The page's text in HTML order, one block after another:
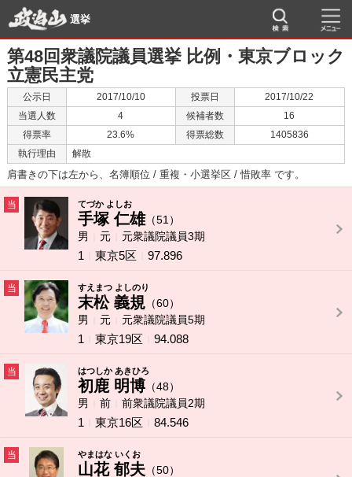
選挙
第48回衆議院議員選挙 比例・東京ブロック
立憲民主党
公示日 2017/10/10 投票日
2017/10/22
当選人数
4 候補者数
16
得票率
23.6% 得票総数
1405836
執行理由
解散
肩書きの下は左から、名簿順位 / 重複・小選挙区 / 惜敗率 です。
当 てづか よしお
手塚 仁雄（51）
男
元
元衆議院議員3期
1
東京5区 97.896
当 すえまつ よしのり
末松 義規 （60）
男
元
元衆議院議員5期
1
東京19区 94.088
当 はつしか あきひろ
初鹿 明博 （48）
男
前
前衆議院議員2期
1
東京16区 84.546
当 やまはな いくお
山花 郁夫 （50）